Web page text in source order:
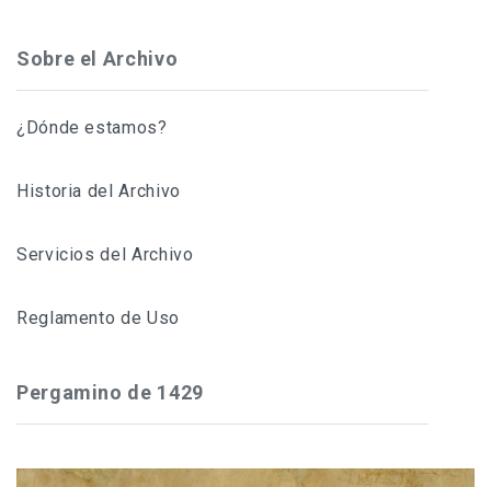
Sobre el Archivo
¿Dónde estamos?
Historia del Archivo
Servicios del Archivo
Reglamento de Uso
Pergamino de 1429